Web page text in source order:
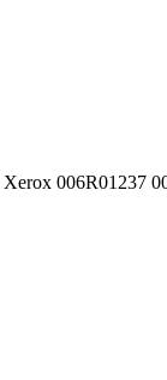
Xerox 006R01237